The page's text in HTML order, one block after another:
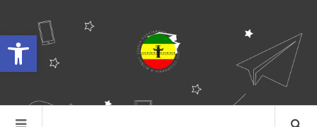
Otwórz pasek narzędzi